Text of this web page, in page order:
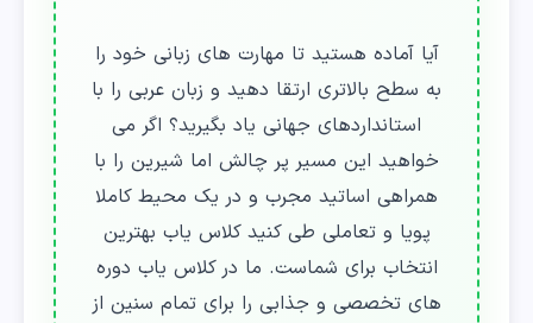
آیا آماده هستید تا مهارت های زبانی خود را
به سطح بالاتری ارتقا دهید و زبان عربی را با
استانداردهای جهانی یاد بگیرید؟ اگر می
خواهید این مسیر پر چالش اما شیرین را با
همراهی اساتید مجرب و در یک محیط کاملا
پویا و تعاملی طی کنید کلاس یاب بهترین
انتخاب برای شماست. ما در کلاس یاب دوره
های تخصصی و جذابی را برای تمام سنین از